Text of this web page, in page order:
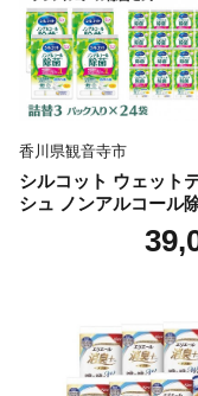
香川県観音寺市
シルコット ウェット
シュ ノンアルコール
替（43枚×3P）×24袋
おもちゃ 拭き取り 手